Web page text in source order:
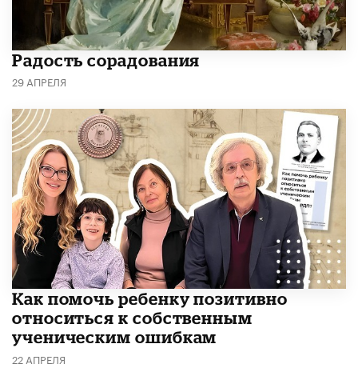
Радость сорадования
29 АПРЕЛЯ
Как помочь ребенку позитивно
относиться к собственным
ученическим ошибкам
22 АПРЕЛЯ